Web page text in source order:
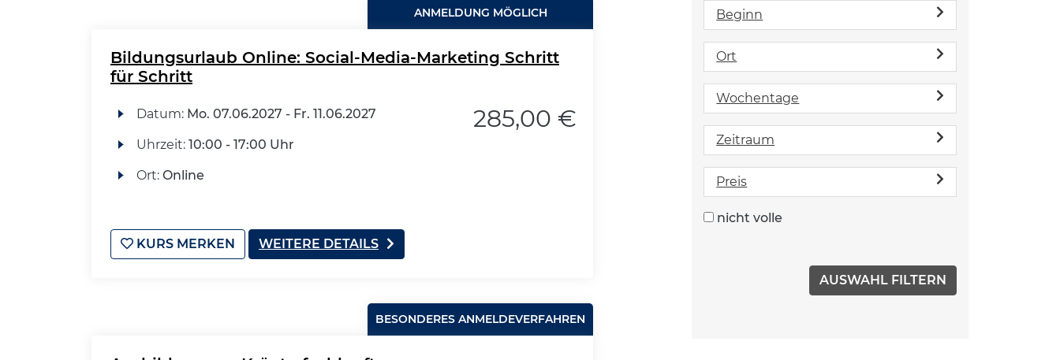
ANMELDUNG MÖGLICH
Bildungsurlaub Online: Social-Media-Marketing Schritt
für Schritt
Datum: Mo. 07.06.2027 - Fr. 11.06.2027
Uhrzeit: 10:00 - 17:00 Uhr
Ort: Online
285,00 €
KURS MERKEN WEITERE DETAILS
BESONDERES ANMELDEVERFAHREN
Beginn
Ort
Wochentage
Zeitraum
Preis
nicht volle